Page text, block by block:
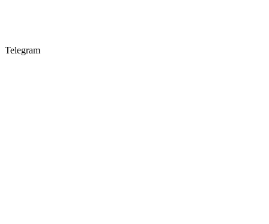
Telegram